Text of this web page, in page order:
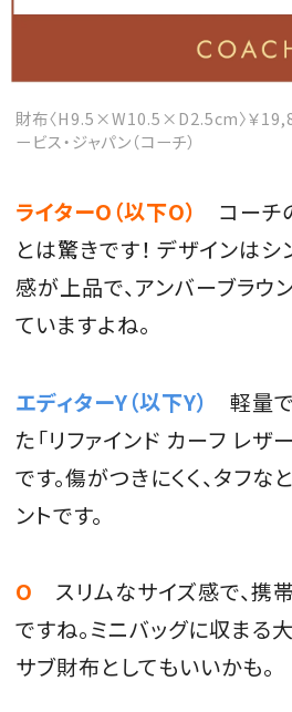
2026年9月号
最新号を試し読み
財布〈H9.5×W10.5×D2.5cm〉￥
ービス・ジャパン（コーチ）
ライターO（以下O）
コーチ
とは驚きです！ デザインはシ
感が上品で、アンバーブラウ
ていますよね。
エディターY（以下Y） 軽量
た「リファインド カーフ レザ
です。傷がつきにくく、タフな
ントです。
O スリムなサイズ感で、携
ですね。ミニバッグに収まる
サブ財布としてもいいかも。